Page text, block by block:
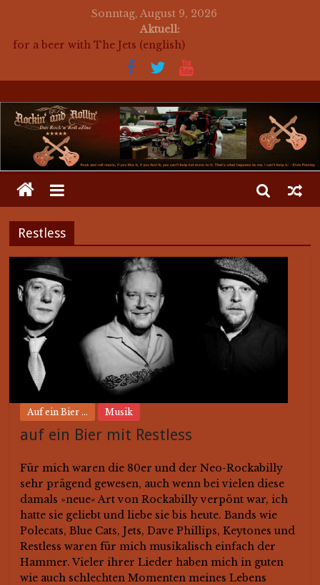
Sonntag, August 9, 2026
Aktuell:
auf ein Bier mit The Jets
for a beer with The Jets (english)
Mosaik Massaker – Mosaikkunst aus dem Bereich
Rockabilly, Kustom Kultur und der Hot Rod Szene
auf ein Bier mit Mason Dixon Hobos
Restless
Auf ein Bier ... Musik
auf ein Bier mit Restless
Für mich waren die 80er und der Neo-Rockabilly
sehr prägend gewesen, auch wenn bei vielen diese
damals »neue« Art von Rockabilly verpönt war, ich
hatte sie geliebt und liebe sie bis heute. Bands wie
Polecats, Blue Cats, Jets, Dave Phillips, Keytones und
Restless waren für mich musikalisch einfach der
Hammer. Vieler ihrer Lieder haben mich in guten
wie auch schlechten Momenten meines Lebens